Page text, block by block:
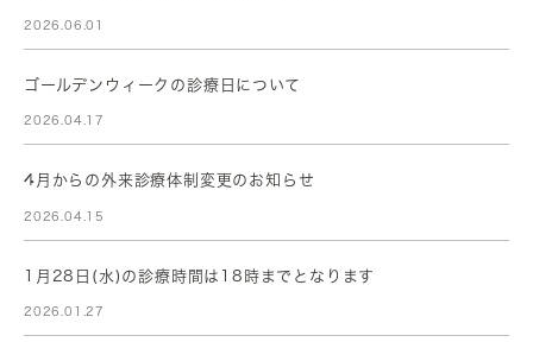
2026.06.01
ゴールデンウィークの診療日について
2026.04.17
4月からの外来診療体制変更のお知らせ
2026.04.15
1月28日(水)の診療時間は18時までとなります
2026.01.27